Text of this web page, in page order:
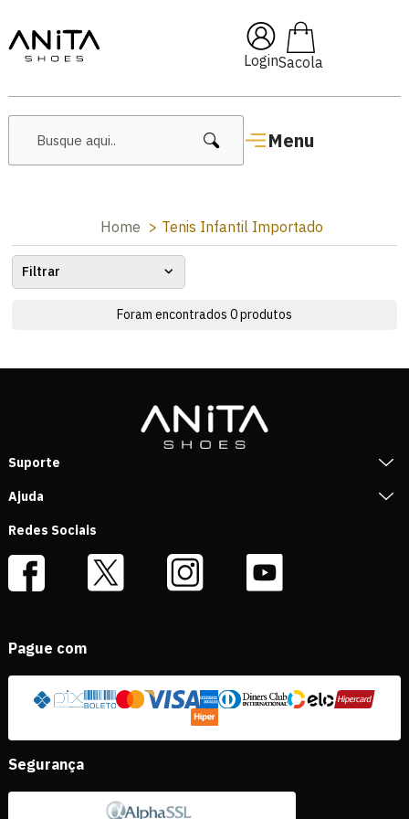
Login
Menu
🔥 Lançamentos Femininos
Home Tenis Infantil Importado
Filtrar
Foram encontrados 0produtos
Suporte
Ajuda
Redes Sociais
Pague com
Segurança